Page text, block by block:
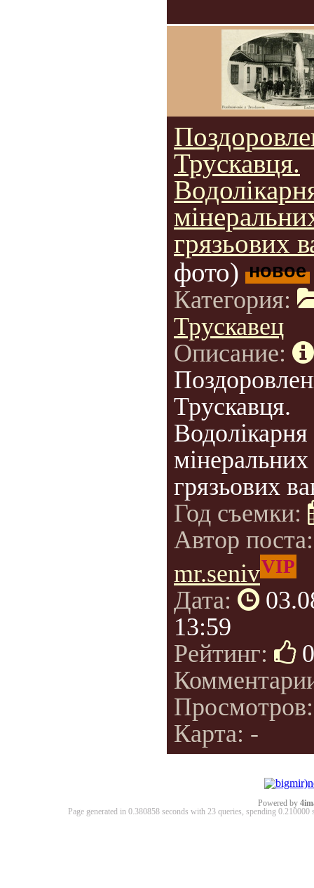
Трускавця.
грязьових
фото) новое
Категория:
Трускавец
Описание:
Трускавця.
Водолікарня
мінеральних
грязьових
Год съемки:
Автор
mr.senivVIP
Дата:
13:59
Рейтинг:
0
Карта: -
Powered by
Page generated in 0.380858 seconds with 23 queries, spending